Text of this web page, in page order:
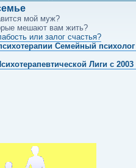
мой муж?
мешают вам жить?
или залог счастья?
Семейный
Лиги с 2003